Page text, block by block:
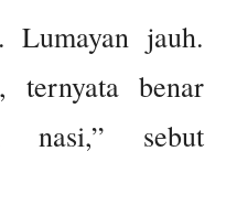
jauh.
ternyata benar
nasi,” sebut